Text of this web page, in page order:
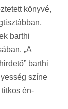
könyvé,
barthi
„A
barthi
színe
én-